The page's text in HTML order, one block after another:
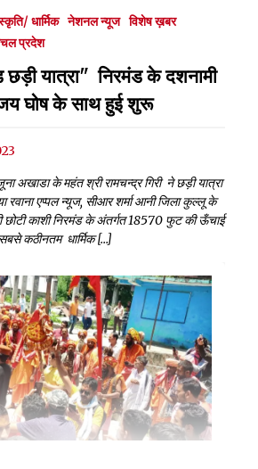
धार्मिक नेशनल न्यूज विशेष ख़बर
प्रदेश
यात्रा" निरमंड के दशनामी
घोष के साथ हुई शुरू
अखाडा के महंत श्री रामचन्द्र गिरी ने छड़ी यात्रा
रवाना एप्पल न्यूज, सीआर शर्मा आनी जिला कुल्लू के
छोटी काशी निरमंड के अंतर्गत 18570 फुट की ऊँचाई
कठीनतम धार्मिक […]